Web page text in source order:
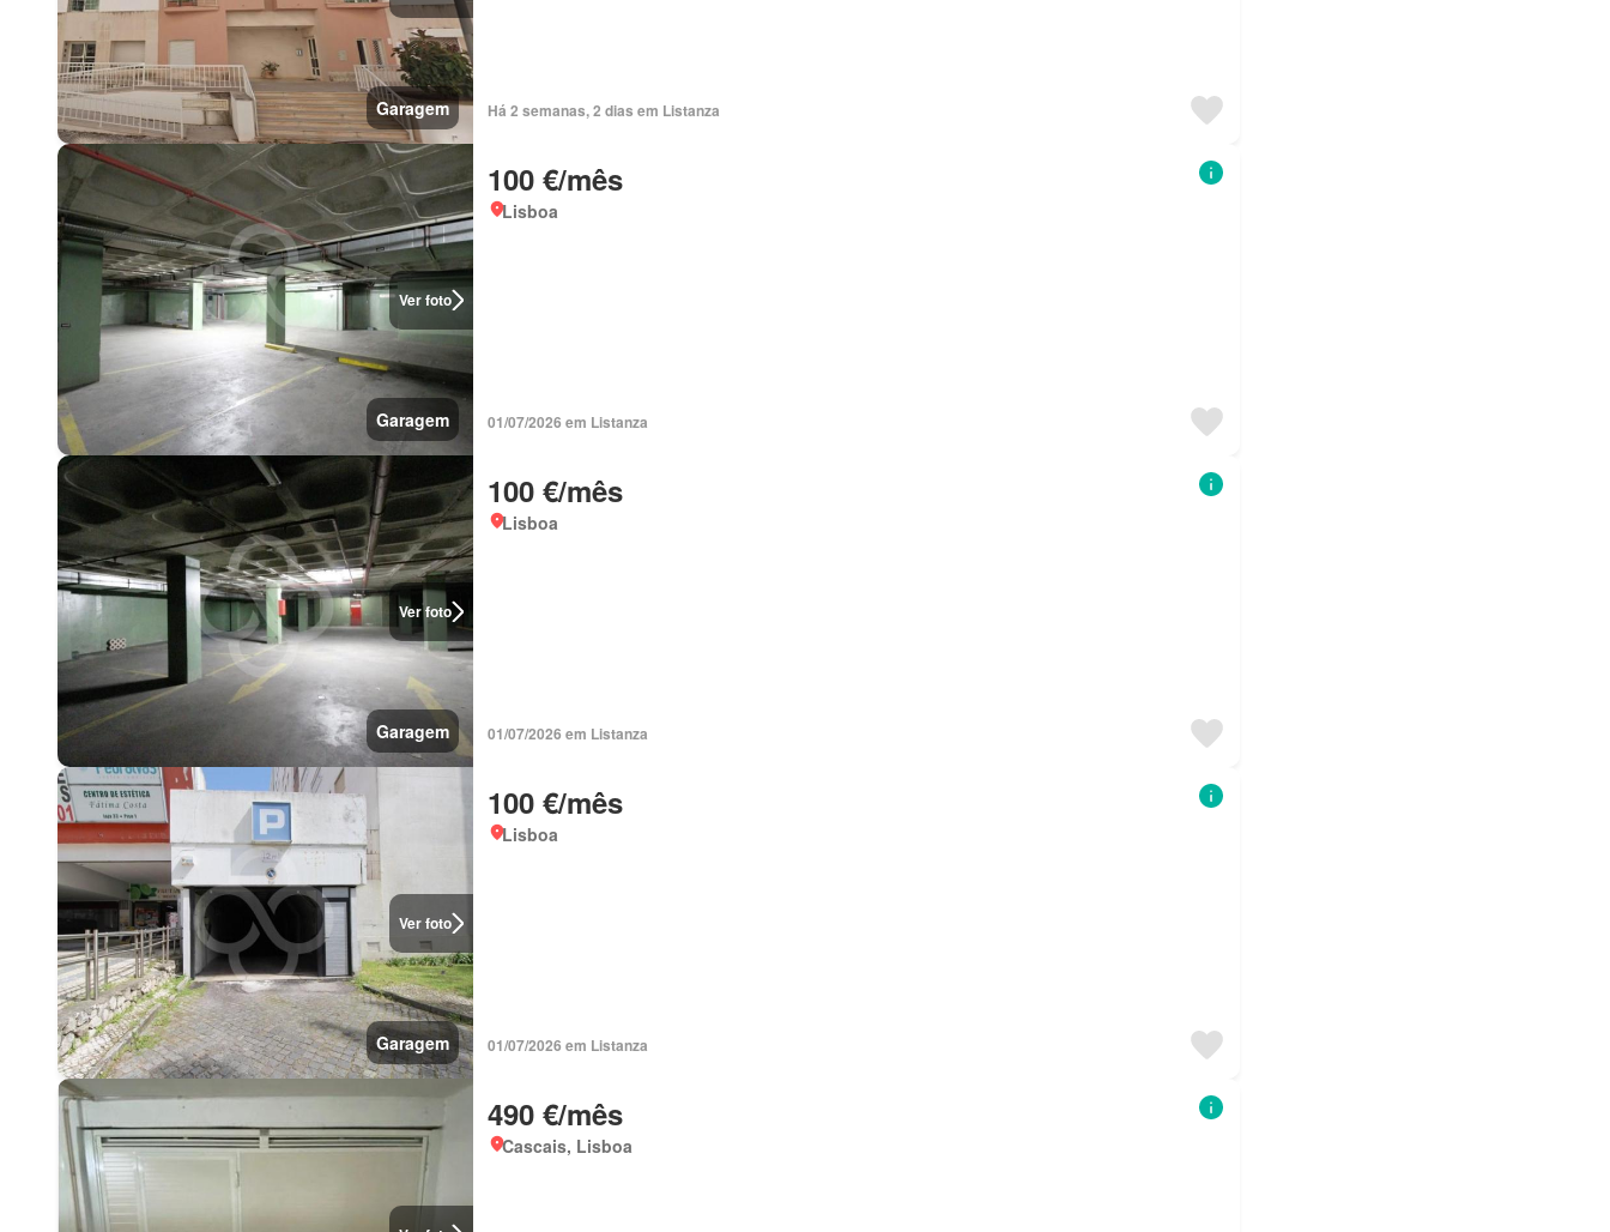
Garagem Há 2 semanas, 2 dias em Listanza
Ver foto
Garagem
100 €/mês
Lisboa
01/07/2026 em Listanza
Ver foto
Garagem
100 €/mês
Lisboa
01/07/2026 em Listanza
Ver foto
Garagem
100 €/mês
Lisboa
01/07/2026 em Listanza
490 €/mês
Cascais, Lisboa